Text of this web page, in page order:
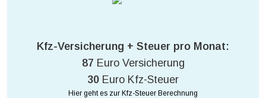
Kfz-Versicherung + Steuer pro Monat:
87 Euro Versicherung
30 Euro Kfz-Steuer
Hier geht es zur Kfz-Steuer Berechnung